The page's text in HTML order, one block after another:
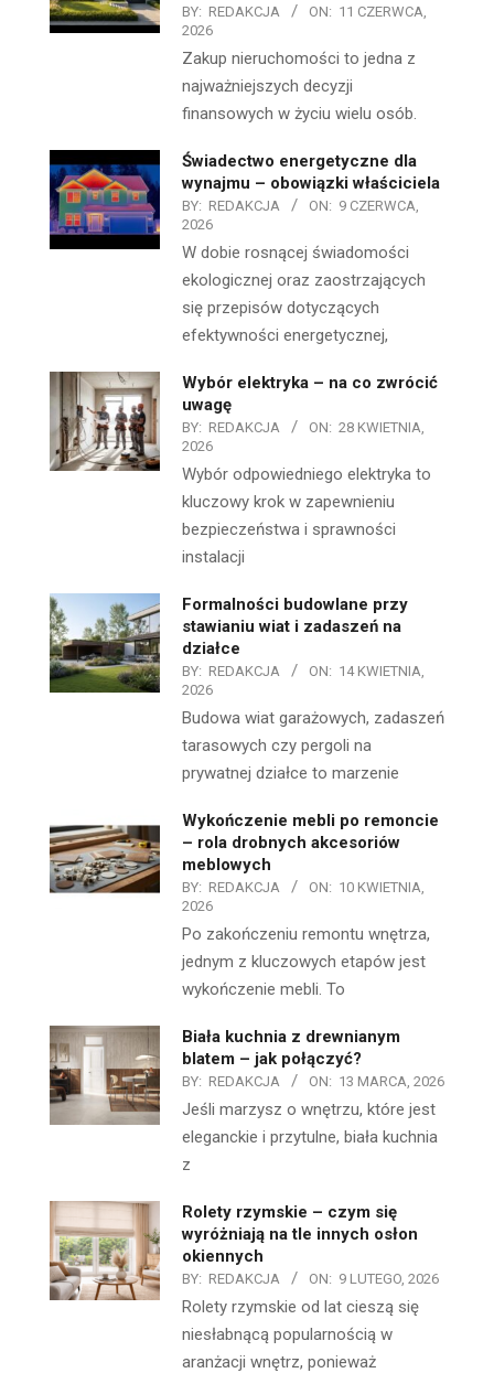
BY: REDAKCJA ON: 11 CZERWCA,
2026
Zakup nieruchomości to jedna z
najważniejszych decyzji
finansowych w życiu wielu osób.
Świadectwo energetyczne dla
wynajmu – obowiązki właściciela
BY: REDAKCJA ON: 9 CZERWCA,
2026
W dobie rosnącej świadomości
ekologicznej oraz zaostrzających
się przepisów dotyczących
efektywności energetycznej,
Wybór elektryka – na co zwrócić
uwagę
BY: REDAKCJA ON: 28 KWIETNIA,
2026
Wybór odpowiedniego elektryka to
kluczowy krok w zapewnieniu
bezpieczeństwa i sprawności
instalacji
Formalności budowlane przy
stawianiu wiat i zadaszeń na
działce
BY: REDAKCJA ON: 14 KWIETNIA,
2026
Budowa wiat garażowych, zadaszeń
tarasowych czy pergoli na
prywatnej działce to marzenie
Wykończenie mebli po remoncie
– rola drobnych akcesoriów
meblowych
BY: REDAKCJA ON: 10 KWIETNIA,
2026
Po zakończeniu remontu wnętrza,
jednym z kluczowych etapów jest
wykończenie mebli. To
Biała kuchnia z drewnianym
blatem – jak połączyć?
BY: REDAKCJA ON: 13 MARCA, 2026
Jeśli marzysz o wnętrzu, które jest
eleganckie i przytulne, biała kuchnia
z
Rolety rzymskie – czym się
wyróżniają na tle innych osłon
okiennych
BY: REDAKCJA ON: 9 LUTEGO, 2026
Rolety rzymskie od lat cieszą się
niesłabnącą popularnością w
aranżacji wnętrz, ponieważ